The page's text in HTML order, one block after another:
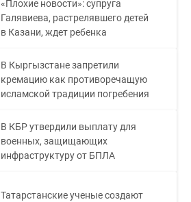
«Плохие новости»: супруга
Галявиева, растрелявшего детей
в Казани, ждет ребенка
В Кыргызстане запретили
кремацию как противоречащую
исламской традиции погребения
В КБР утвердили выплату для
военных, защищающих
инфраструктуру от БПЛА
Татарстанские ученые создают